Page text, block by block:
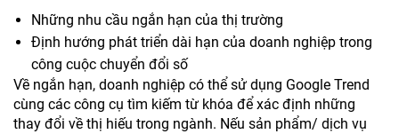
Những nhu cầu ngắn hạn của thị trường
Định hướng phát triển dài hạn của doanh nghiệp trong
công cuộc chuyển đổi số
Về ngắn hạn, doanh nghiệp có thể sử dụng Google Trend
cùng các công cụ tìm kiếm từ khóa để xác định những
thay đổi về thị hiếu trong ngành. Nếu sản phẩm/ dịch vụ